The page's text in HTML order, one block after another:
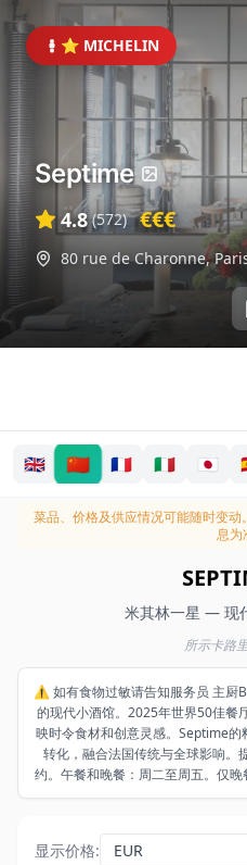
⭐ MICHELIN
Septime
4.8 (572) €€€
80 rue de Charonne,
🇬🇧 🇨🇳 🇫🇷 🇮🇹 🇯🇵
菜品、价格及供应情况可能随时变动。
息为
米其林一星 — 现
所示卡路
⚠️ 如有食物过敏请告知服务员 主厨
的现代小酒馆。2025年世界50佳餐
映时令食材和创意灵感。Septime
转化，融合法国传统与全球影响。
约。午餐和晚餐：周二至周五。仅晚
显示价格: